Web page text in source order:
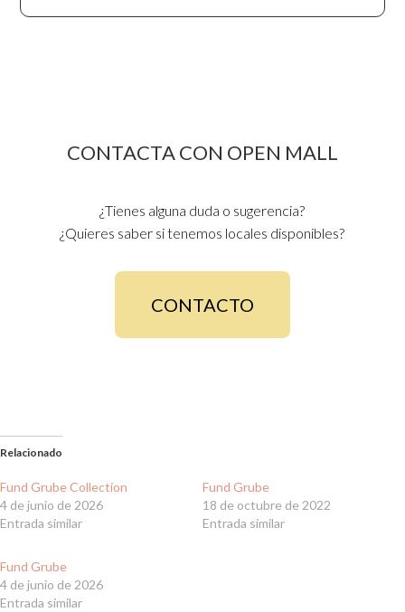
CONTACTA CON OPEN MALL
¿Tienes alguna duda o sugerencia?
¿Quieres saber si tenemos locales disponibles?
CONTACTO
Relacionado
Fund Grube Collection
4 de junio de 2026
Entrada similar
Fund Grube
18 de octubre de 2022
Entrada similar
Fund Grube
4 de junio de 2026
Entrada similar